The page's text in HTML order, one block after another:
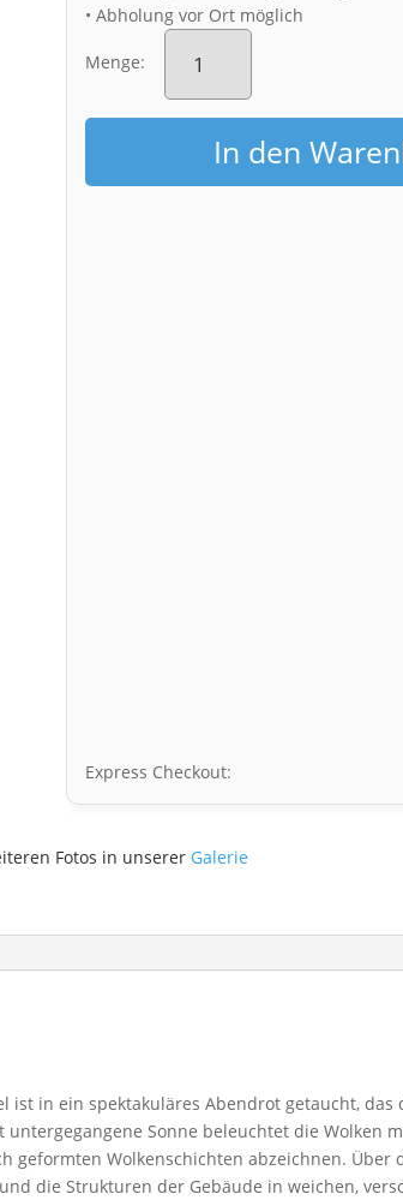
• Abholung vor Ort möglich
Menge:
Alu-
Dibond
Wasserwerk
Tolkewitz
MengeIn den
Express Checkout:
Fotos in unserer Galerie
ist in ein spektakuläres Abendrot getaucht, das
Sonne beleuchtet die Wolken
geformten Wolkenschichten abzeichnen. Über
die Strukturen der Gebäude in weichen,